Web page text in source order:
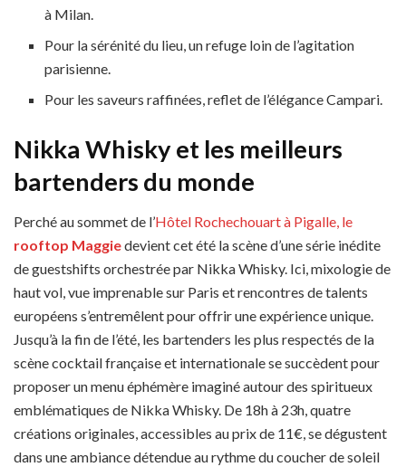
à Milan.
Pour la sérénité du lieu, un refuge loin de l’agitation
parisienne.
Pour les saveurs raffinées, reflet de l’élégance Campari.
Nikka Whisky et les meilleurs
bartenders du monde
Perché au sommet de l’Hôtel Rochechouart à Pigalle, le
rooftop Maggiedevient cet été la scène d’une série inédite
de guestshifts orchestrée par Nikka Whisky. Ici, mixologie de
haut vol, vue imprenable sur Paris et rencontres de talents
européens s’entremêlent pour offrir une expérience unique.
Jusqu’à la fin de l’été, les bartenders les plus respectés de la
scène cocktail française et internationale se succèdent pour
proposer un menu éphémère imaginé autour des spiritueux
emblématiques de Nikka Whisky. De 18h à 23h, quatre
créations originales, accessibles au prix de 11€, se dégustent
dans une ambiance détendue au rythme du coucher de soleil